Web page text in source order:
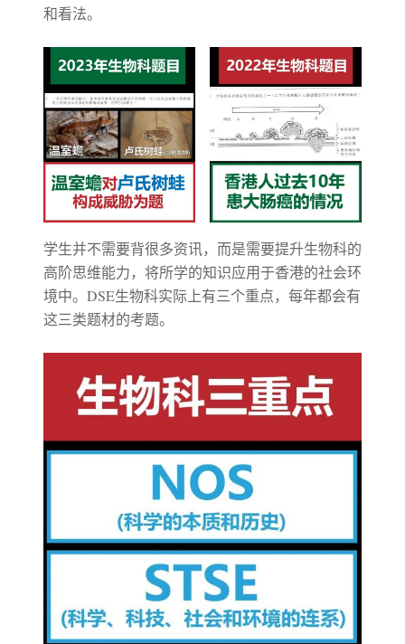
和看法。
学生并不需要背很多资讯，而是需要提升生物科的
高阶思维能力，将所学的知识应用于香港的社会环
境中。DSE生物科实际上有三个重点，每年都会有
这三类题材的考题。